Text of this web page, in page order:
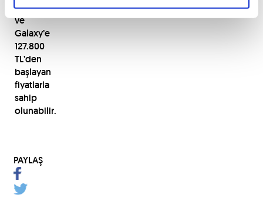
MAX
ve
Galaxy’e
127.800
TL’den
başlayan
fiyatlarla
sahip
olunabilir.
PAYLAŞ